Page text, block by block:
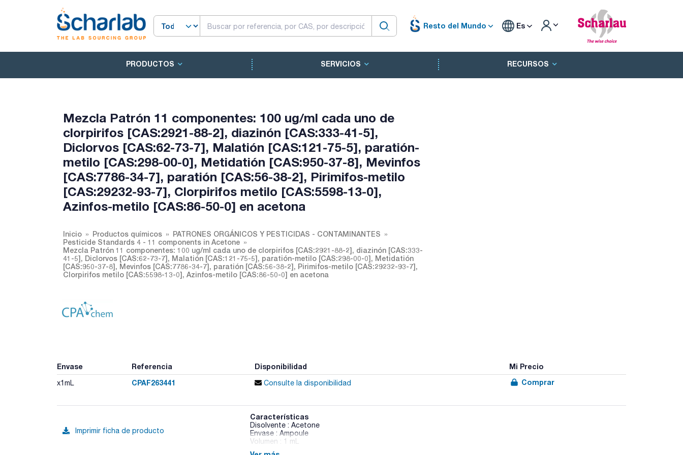
Resto del Mundo Es
PRODUCTOS SERVICIOS RECURSOS
Mezcla Patrón 11 componentes: 100 ug/ml cada uno de
clorpirifos [CAS:2921-88-2], diazinón [CAS:333-41-5],
Diclorvos [CAS:62-73-7], Malatión [CAS:121-75-5], paratión-
metilo [CAS:298-00-0], Metidatión [CAS:950-37-8], Mevinfos
[CAS:7786-34-7], paratión [CAS:56-38-2], Pirimifos-metilo
[CAS:29232-93-7], Clorpirifos metilo [CAS:5598-13-0],
Azinfos-metilo [CAS:86-50-0] en acetona
Inicio Productos químicos
PATRONES ORGÁNICOS Y PESTICIDAS - CONTAMINANTES
Pesticide Standards 4 - 11 components in Acetone
Mezcla Patrón 11 componentes: 100 ug/ml cada uno de clorpirifos [CAS:2921-88-2], diazinón [CAS:333-
41-5], Diclorvos [CAS:62-73-7], Malatión [CAS:121-75-5], paratión-metilo [CAS:298-00-0], Metidatión
[CAS:950-37-8], Mevinfos [CAS:7786-34-7], paratión [CAS:56-38-2], Pirimifos-metilo [CAS:29232-93-7],
Clorpirifos metilo [CAS:5598-13-0], Azinfos-metilo [CAS:86-50-0] en acetona
Envase Referencia Disponibilidad Mi Precio
x1mL CPAF263441 Consulte la disponibilidad Comprar
Imprimir ficha de producto
Características
Disolvente : Acetone
Envase : Ampoule
Volumen : 1 mL